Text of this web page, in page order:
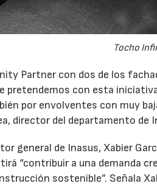
Tocho
Partner con dos de los
pretendemos con esta
por envolventes con muy
director del departamento de
general de Inasus, Xabier
“contribuir a una demanda
sostenible”. Señala